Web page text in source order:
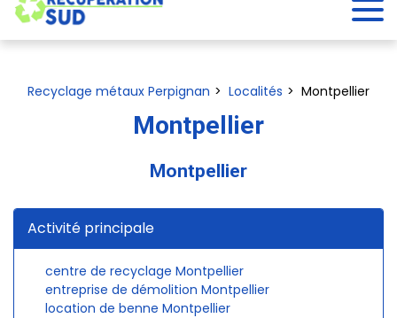
Recyclage métaux Perpignan Localités Montpellier
Montpellier
Montpellier
Activité principale
centre de recyclage Montpellier
entreprise de démolition Montpellier
location de benne Montpellier